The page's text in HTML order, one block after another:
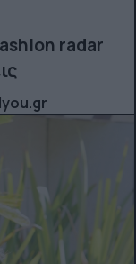
radar